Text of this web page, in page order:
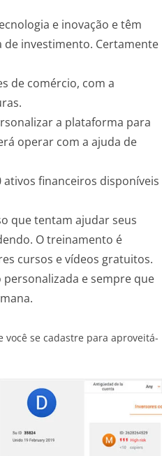
e inovação e têm
investimento. Certamente
de comércio, com a
a plataforma para
operar com a ajuda de
ativos financeiros disponíveis
que tentam ajudar seus
O treinamento é
cursos e vídeos gratuitos.
e sempre que
se cadastre para aproveitá-